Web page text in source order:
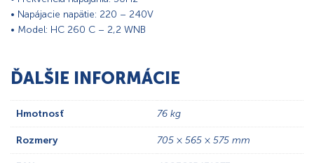
• Napájacie napätie: 220 – 240V
• Model: HC 260 C – 2,2 WNB
ĎALŠIE INFORMÁCIE
Hmotnosť 76 kg
Rozmery 705 × 565 × 575 mm